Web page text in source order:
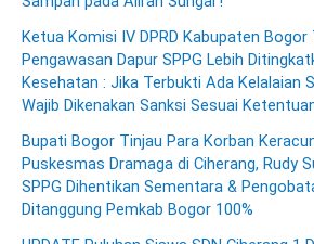
Ketua Komisi IV DPRD Kabupaten Bogor
Pengawasan Dapur SPPG Lebih
Kesehatan : Jika Terbukti Ada Kelalaian
Wajib Dikenakan Sanksi Sesuai
Bupati Bogor Tinjau Para Korban
Puskesmas Dramaga di Ciherang, Rudy
SPPG Dihentikan Sementara &
Ditanggung Pemkab Bogor 100%